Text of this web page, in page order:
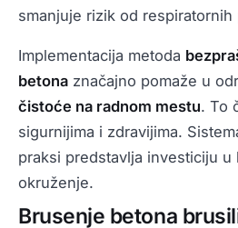
smanjuje rizik od respiratornih
Implementacija metoda
betona značajno pomaže u
čistoće na radnom mestu. To
sigurnijima i zdravijima.
praksi predstavlja investiciju u
okruženje.
Brusenje betona